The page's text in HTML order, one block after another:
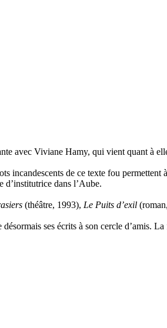
avec Viviane Hamy, qui vient quant à
de ce texte fou permettent
d’institutrice dans l’Aube.
(théâtre, 1993), Le Puits d’exil
ses écrits à son cercle d’amis.